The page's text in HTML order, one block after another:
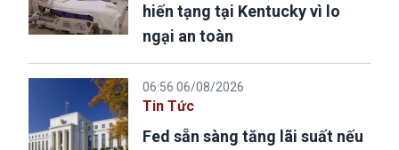
hiến tạng tại Kentucky vì lo
ngại an toàn
06:56 06/08/2026
Tin Tức
Fed sẵn sàng tăng lãi suất nếu